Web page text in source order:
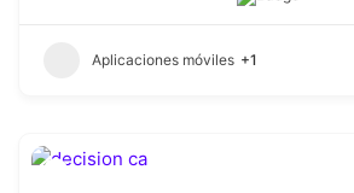
Aplicaciones móviles +1